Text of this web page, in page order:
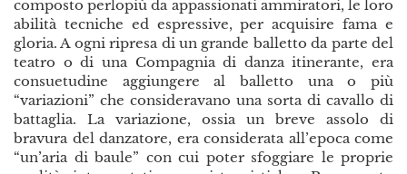
composto perlopiù da appassionati ammiratori, le loro
abilità tecniche ed espressive, per acquisire fama e
gloria. A ogni ripresa di un grande balletto da parte del
teatro o di una Compagnia di danza itinerante, era
consuetudine aggiungere al balletto una o più
“variazioni” che consideravano una sorta di cavallo di
battaglia. La variazione, ossia un breve assolo di
bravura del danzatore, era considerata all’epoca come
“un’aria di baule” con cui poter sfoggiare le proprie